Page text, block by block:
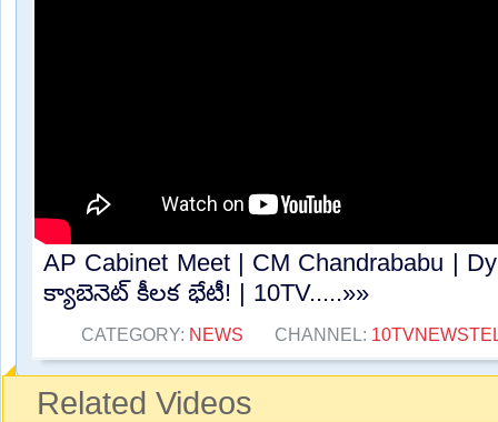
AP Cabinet Meet | CM Chandrababu |
క్యాబెనెట్‌ కీలక భేటీ! | 10TV.....»»
CATEGORY: NEWS CHANNEL:
Related Videos